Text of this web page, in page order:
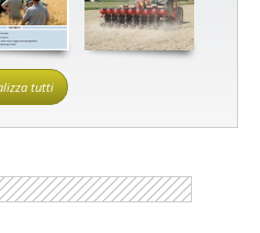
tutti